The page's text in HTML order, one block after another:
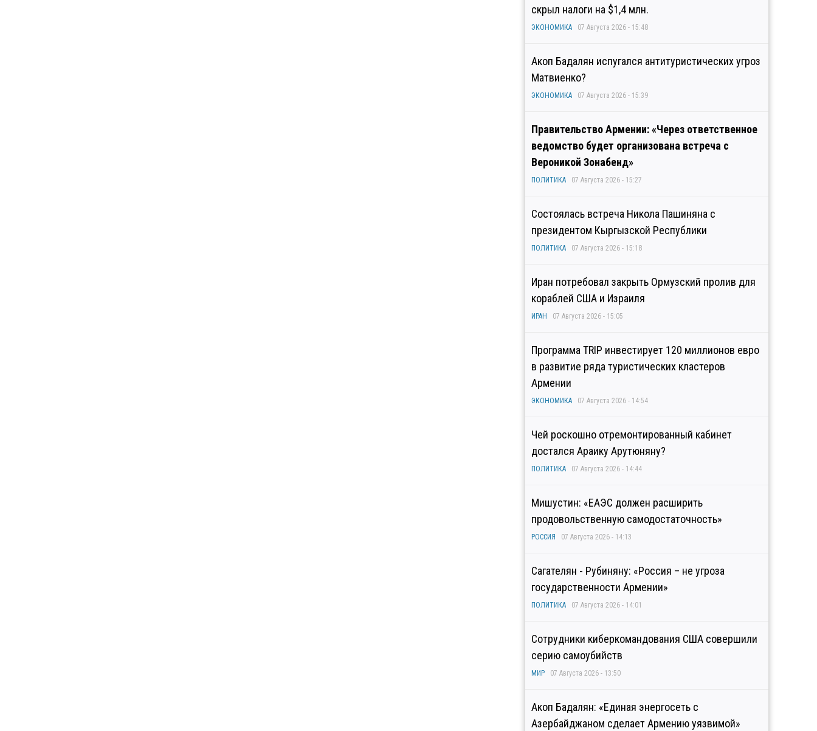
скрыл налоги на $1,4 млн.
ЭКОНОМИКА 07 Августа 2026 - 15:48
Акоп Бадалян испугался антитуристических угроз
Матвиенко?
ЭКОНОМИКА 07 Августа 2026 - 15:39
Правительство Армении: «Через ответственное
ведомство будет организована встреча с
Вероникой Зонабенд»
ПОЛИТИКА 07 Августа 2026 - 15:27
Состоялась встреча Никола Пашиняна с
президентом Кыргызской Республики
ПОЛИТИКА 07 Августа 2026 - 15:18
Иран потребовал закрыть Ормузский пролив для
кораблей США и Израиля
ИРАН 07 Августа 2026 - 15:05
Программа TRIP инвестирует 120 миллионов евро
в развитие ряда туристических кластеров
Армении
ЭКОНОМИКА 07 Августа 2026 - 14:54
Чей роскошно отремонтированный кабинет
достался Араику Арутюняну?
ПОЛИТИКА 07 Августа 2026 - 14:44
Мишустин: «ЕАЭС должен расширить
продовольственную самодостаточность»
РОССИЯ 07 Августа 2026 - 14:13
Сагателян - Рубиняну: «Россия – не угроза
государственности Армении»
ПОЛИТИКА 07 Августа 2026 - 14:01
Сотрудники киберкомандования США совершили
серию самоубийств
МИР 07 Августа 2026 - 13:50
Акоп Бадалян: «Единая энергосеть с
Азербайджаном сделает Армению уязвимой»